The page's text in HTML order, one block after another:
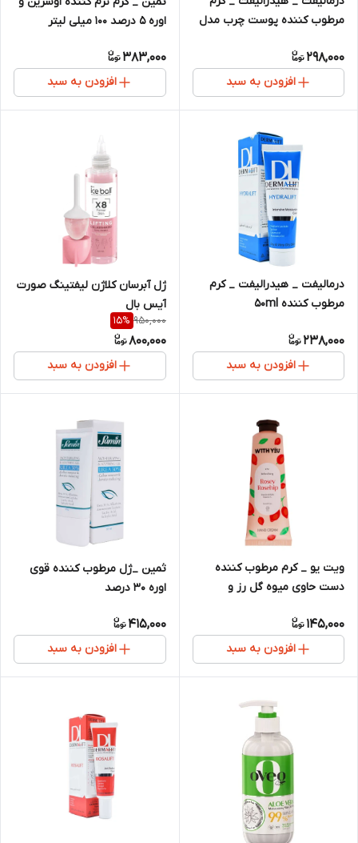
مرطوب کننده پوست چرب مدل
298,000
افزودن به سبد
اوره ۵ درصد ۱۰۰ میلی لیتر
383,000
افزودن به سبد
درمالیفت _ هیدرالیفت _ کرم
مرطوب کننده 50ml
238,000
افزودن به سبد
ژل آبرسان کلاژن لیفتینگ صورت
آیس بال
950,000
15%
800,000
افزودن به سبد
ویت یو _ کرم مرطوب کننده
دست حاوی میوه گل رز و
145,000
افزودن به سبد
ثمین _ژل مرطوب کننده قوی
اوره 30 درصد
415,000
افزودن به سبد